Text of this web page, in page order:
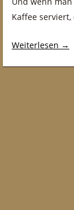
Kaffee
Weiterlesen →